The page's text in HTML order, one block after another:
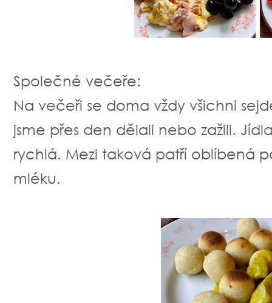
Společné večeře:
Na večeři se doma vždy všichni
jsme přes den dělali nebo zažili.
rychlá. Mezi taková patří oblíbená
mléku.